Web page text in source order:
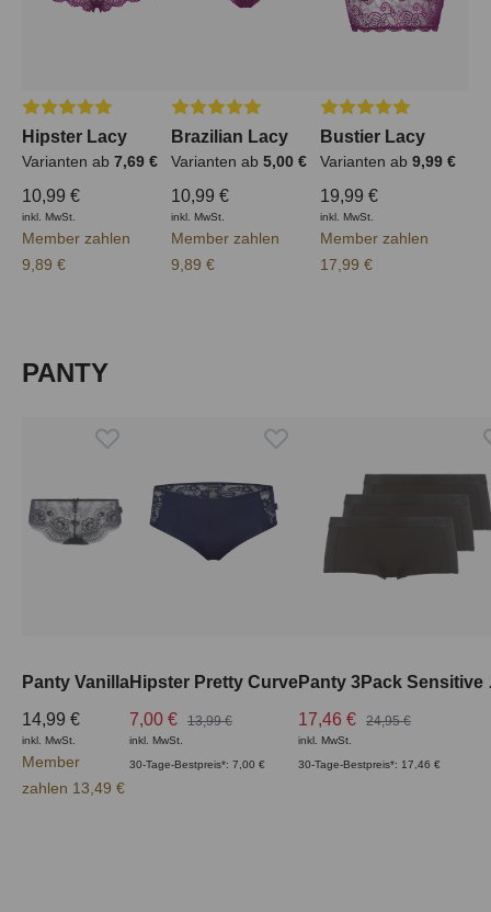
Durchschnittliche Bewertung von 5 von 5 Sternen
Hipster Lacy
Varianten ab 7,69 €
10,99 €
inkl. MwSt.
Member zahlen
9,89 €
Durchschnittliche Bewertung von 5 von
Brazilian Lacy
Varianten ab 5,00 €
10,99 €
inkl. MwSt.
Member zahlen
9,89 €
Durchschnittliche
Bustier Lacy
Varianten ab 9,99 €
19,99 €
inkl. MwSt.
Member zahlen
17,99 €
Produktgalerie überspringen
PANTY
Panty Vanilla
14,99 €
inkl. MwSt.
Member
zahlen 13,49 €
Hipster Pretty Curve
7,00 €
13,99 €
inkl. MwSt.
30-Tage-Bestpreis*: 7,00 €
17,46 €
24,95 €
inkl. MwSt.
30-Tage-Bestpreis*: 17,46 €